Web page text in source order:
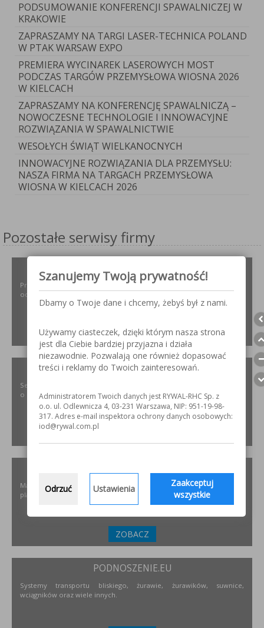
PODSUMOWANIE KONFERENCJI SPAWALNICZEJ W
KRAKOWIE
ZAPRASZAMY NA TARGI LASER-TECHNICA POLAND
W PTAK WARSAW EXPO
PREMIERA WYCINAREK LASEROWYCH MOST
PODCZAS TARGÓW PRZEMYSŁOWA WIOSNA 2026
W KIELCACH
ZAPRASZAMY NA KONFERENCJĘ SPAWALNICZĄ –
NOWOCZESNE TECHNOLOGIE I INNOWACYJNE
ROZWIĄZANIA W SPAWALNICTWIE
WESOŁYCH ŚWIĄT WIELKANOCNYCH
INNOWACYJNE ROZWIĄZANIA DLA PRZEMYSŁU:
NASZA FIRMA NA TARGACH PRZEMYSŁOWA
WIOSNA W KIELCACH 2026
Pozostałe serwisy firmy
Projektowanie i dobór, montaż, serwis instalacji i urządzeń
odpylających dla różnych gałęzi przemysłu.
ZOBACZ
SZLIFOWANIE.INFO
Serwis internetowy poświęcony obróbce stali nierdzewnej. Wszystko
o materiałach, urządzeniach i technologiach.
Materiały i urządzenia do napawania i regeneracji. Układy
plastyfikujące oraz obróbka CNC.
ZOBACZ
PODNOSZENIE.EU
Systemy transportu bliskiego, żurawie, żurawików, suwnice,
wciągników oraz wiele innych.
Szanujemy Twoją prywatność!
Dbamy o Twoje dane i chcemy, żebyś był z nami.
Używamy ciasteczek, dzięki którym nasza strona
jest dla Ciebie bardziej przyjazna i działa
niezawodnie. Pozwalają one również dopasować
treści i reklamy do Twoich zainteresowań.
Administratorem Twoich danych jest RYWAL-RHC Sp. z
o.o. ul. Odlewnicza 4, 03-231 Warszawa, NIP: 951-19-98-
317. Adres e-mail inspektora ochrony danych osobowych:
iod@rywal.com.pl
Odrzuć Ustawienia
Zaakceptuj
wszystkie